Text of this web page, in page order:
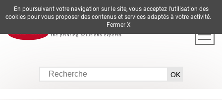
DE EN ES FR IT
En poursuivant votre navigation sur le site, vous acceptez l'utilisation des
cookies pour vous proposer des contenus et services adaptés à votre activité.
Fermer X